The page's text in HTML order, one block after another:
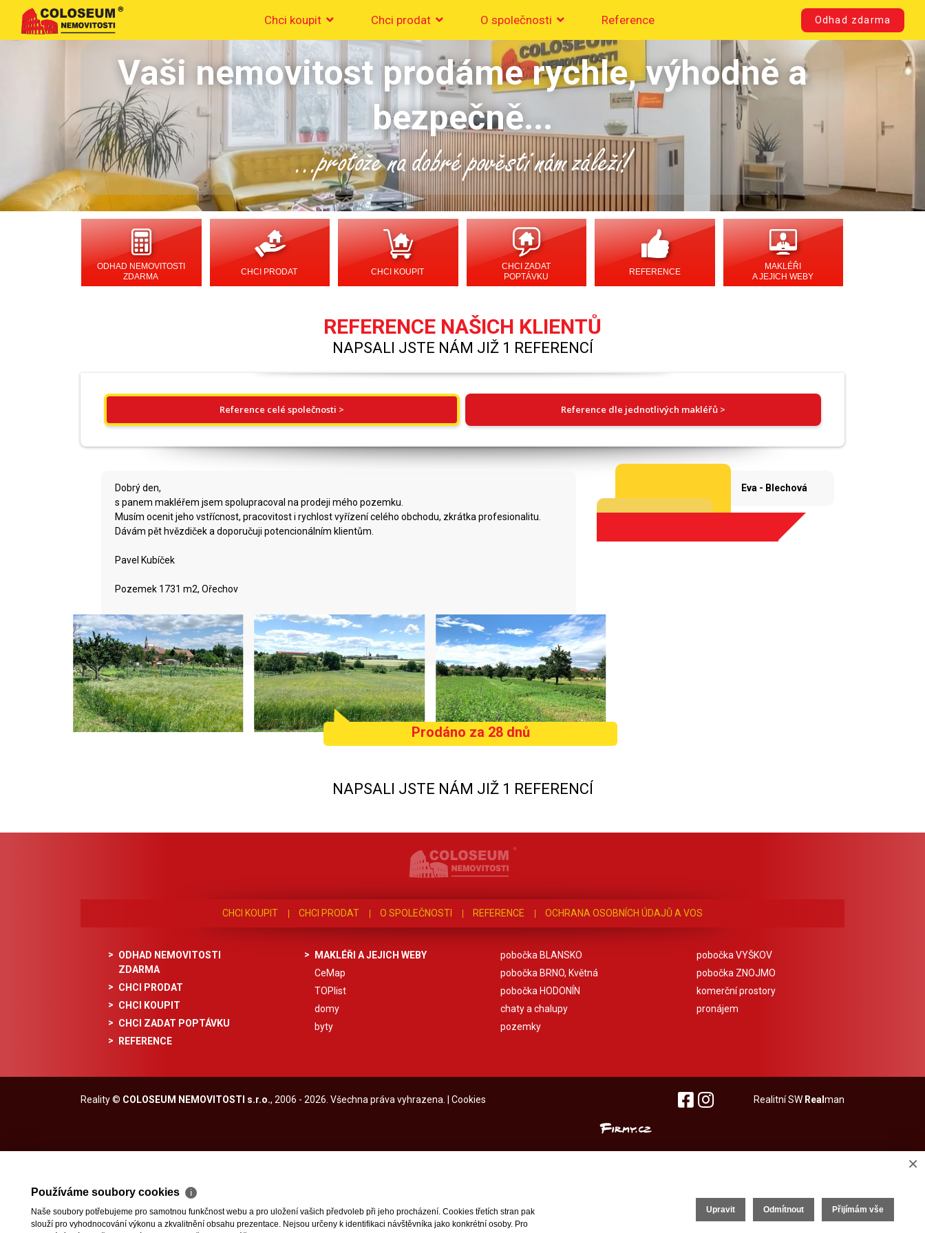
Chci koupit Chci prodat O společnosti Reference Odhad zdarma
Vaši nemovitost prodáme rychle, výhodně a
bezpečně...
...protože na dobré pověsti nám záleží!
ODHAD NEMOVITOSTI
ZDARMA
CHCI PRODAT CHCI KOUPIT
CHCI ZADAT
POPTÁVKU
REFERENCE
MAKLÉŘI
A JEJICH WEBY
REFERENCE NAŠICH KLIENTŮ
NAPSALI JSTE NÁM JIŽ 1 REFERENCÍ
Reference celé společnosti > Reference dle jednotlivých makléřů >
Dobrý den,
s panem makléřem jsem spolupracoval na prodeji mého pozemku.
Musím ocenit jeho vstřícnost, pracovitost i rychlost vyřízení celého obchodu, zkrátka profesionalitu.
Dávám pět hvězdiček a doporučuji potencionálním klientům.
Pavel Kubíček
Pozemek 1731 m2, Ořechov
Prodáno za 28 dnů
Eva - Blechová
NAPSALI JSTE NÁM JIŽ 1 REFERENCÍ
CHCI KOUPIT CHCI PRODAT O SPOLEČNOSTI REFERENCE OCHRANA OSOBNÍCH ÚDAJŮ A VOS
ODHAD NEMOVITOSTI
ZDARMA
CHCI PRODAT
CHCI KOUPIT
CHCI ZADAT POPTÁVKU
REFERENCE
MAKLÉŘI A JEJICH WEBY
CeMap
TOPlist
domy
byty
pobočka BLANSKO
pobočka BRNO, Květná
pobočka HODONÍN
chaty a chalupy
pozemky
pobočka VYŠKOV
pobočka ZNOJMO
komerční prostory
pronájem
Reality© COLOSEUM NEMOVITOSTI s.r.o., 2006 - 2026. Všechna práva vyhrazena. | Cookies Realitní SW Real man
×
Používáme soubory cookies ℹ
Naše soubory potřebujeme pro samotnou funkčnost webu a pro uložení vašich předvoleb při jeho procházení. Cookies třetích stran pak
slouží pro vyhodnocování výkonu a zkvalitnění obsahu prezentace. Nejsou určeny k identifikaci návštěvníka jako konkrétní osoby. Pro
Upravit Odmítnout Přijímám vše